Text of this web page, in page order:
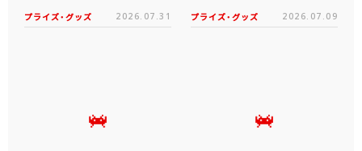
プライズ・グッズ 2026.07.31 プライズ・グッズ 2026.07.09